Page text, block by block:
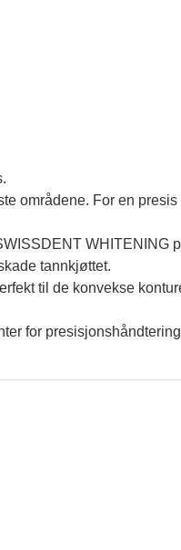
områdene. For en
WHITENING
tannkjøttet.
til de konvekse
for